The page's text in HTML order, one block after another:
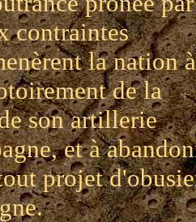
contraintes
la nation
de la
son artillerie
et à
projet